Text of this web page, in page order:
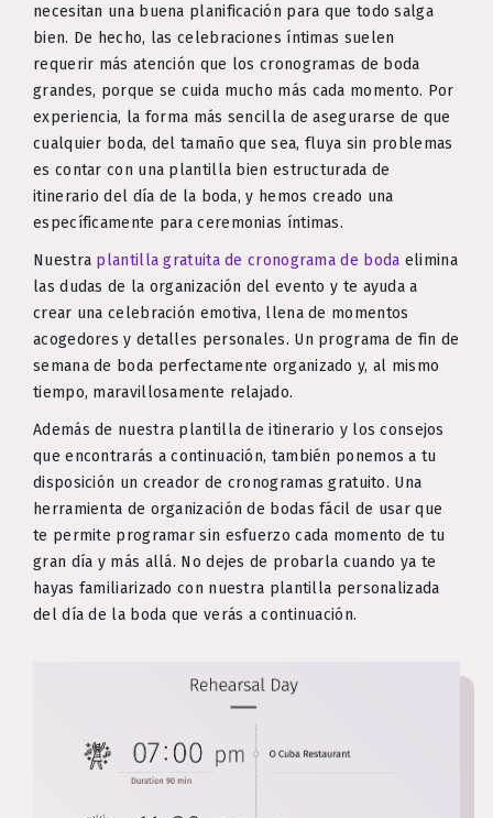
necesitan una buena planificación para que todo salga
bien. De hecho, las celebraciones íntimas suelen
requerir más atención que los cronogramas de boda
grandes, porque se cuida mucho más cada momento. Por
experiencia, la forma más sencilla de asegurarse de que
cualquier boda, del tamaño que sea, fluya sin problemas
es contar con una plantilla bien estructurada de
itinerario del día de la boda, y hemos creado una
específicamente para ceremonias íntimas.
Nuestra plantilla gratuita de cronograma de boda elimina
las dudas de la organización del evento y te ayuda a
crear una celebración emotiva, llena de momentos
acogedores y detalles personales. Un programa de fin de
semana de boda perfectamente organizado y, al mismo
tiempo, maravillosamente relajado.
Además de nuestra plantilla de itinerario y los consejos
que encontrarás a continuación, también ponemos a tu
disposición un creador de cronogramas gratuito. Una
herramienta de organización de bodas fácil de usar que
te permite programar sin esfuerzo cada momento de tu
gran día y más allá. No dejes de probarla cuando ya te
hayas familiarizado con nuestra plantilla personalizada
del día de la boda que verás a continuación.